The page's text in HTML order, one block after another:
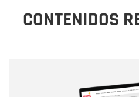
CONTENIDOS